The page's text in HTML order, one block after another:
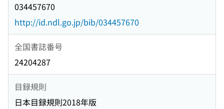
034457670
http://id.ndl.go.jp/bib/034457670
全国書誌番号
24204287
目録規則
日本目録規則2018年版